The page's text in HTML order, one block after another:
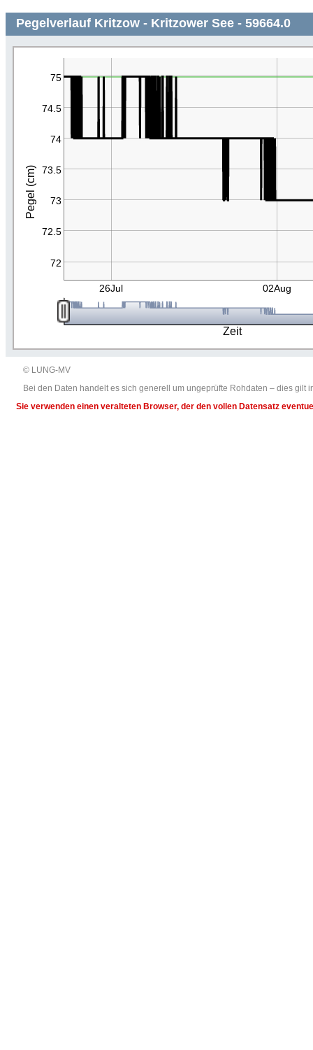
Pegelverlauf Kritzow - Kritzower See - 59664.0
Zeit
Pegel (cm)
72
72.5
73
73.5
74
74.5
75
26Jul 02Aug
© LUNG-MV
Bei den Daten handelt es sich generell um ungeprüfte Rohdaten – dies
Sie verwenden einen veralteten Browser, der den vollen Datensatz